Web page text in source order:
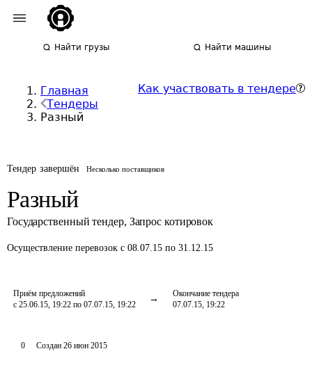
Найти грузы Найти машины
Главная
Тендеры
Разный
Как участвовать в тендере
Тендер завершён Несколько поставщиков
Разный
Государственный тендер, Запрос котировок
Осуществление перевозок с 08.07.15 по 31.12.15
Приём предложений
с 25.06.15, 19:22 по 07.07.15, 19:22
Окончание тендера
07.07.15, 19:22
0 Создан 26 июн 2015